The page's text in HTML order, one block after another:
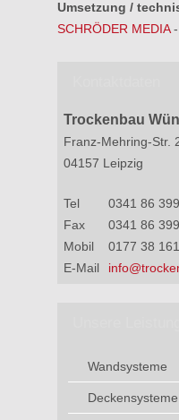
Umsetzung /
SCHRÖDER MEDIA-
Trockenbau
Franz-Mehring-Str.
04157 Leipzig
Tel
0341 86
Fax
0341 86
Mobil
0177 38
E-Mail
Wandsysteme
Deckensysteme